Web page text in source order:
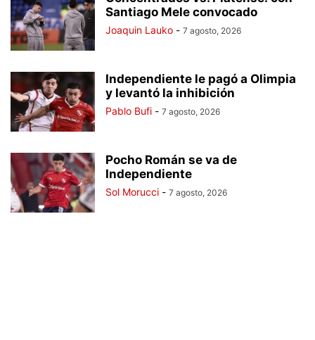
Santiago Mele convocado
Joaquin Lauko - 7 agosto, 2026
Independiente le pagó a Olimpia
y levantó la inhibición
Pablo Bufi - 7 agosto, 2026
Pocho Román se va de
Independiente
Sol Morucci - 7 agosto, 2026